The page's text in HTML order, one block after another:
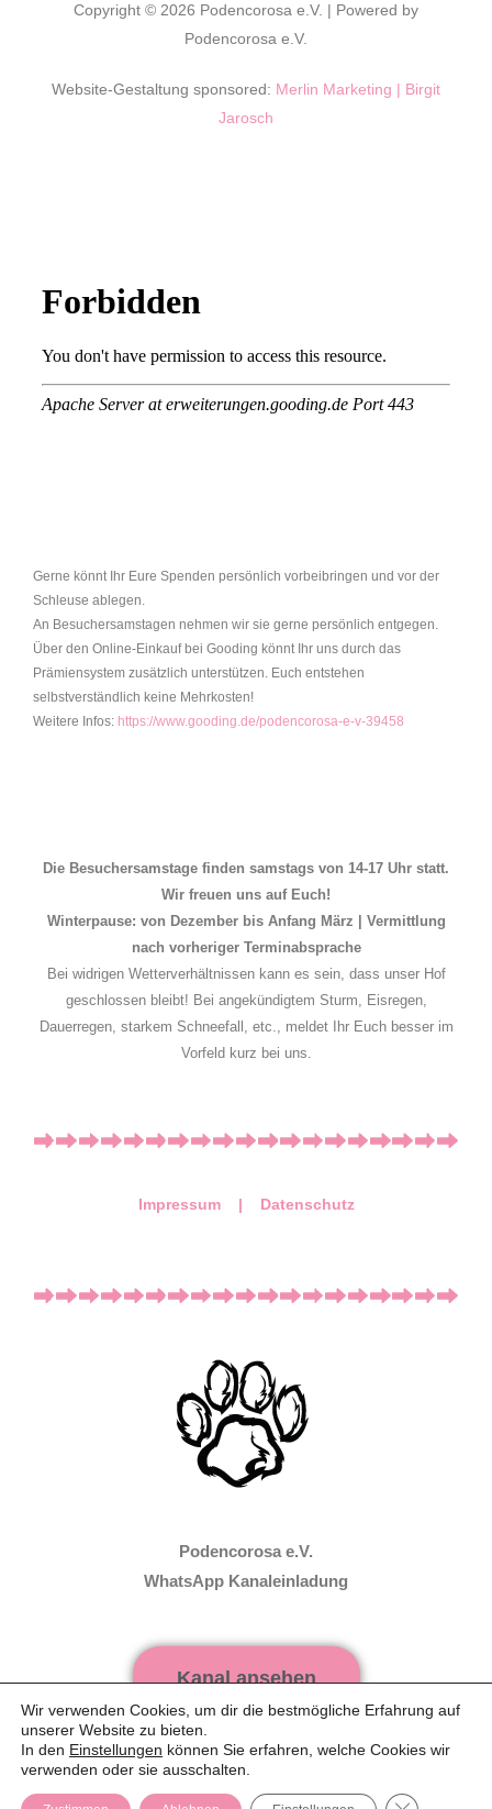
Copyright © 2026 Podencorosa e.V. | Powered by
Podencorosa e.V.
Website-Gestaltung sponsored: Merlin Marketing | Birgit
Jarosch
Gerne könnt Ihr Eure Spenden persönlich vorbeibringen und vor der
Schleuse ablegen.
An Besuchersamstagen nehmen wir sie gerne persönlich entgegen.
Über den Online-Einkauf bei Gooding könnt Ihr uns durch das
Prämiensystem zusätzlich unterstützen. Euch entstehen
selbstverständlich keine Mehrkosten!
Weitere Infos: https://www.gooding.de/podencorosa-e-v-39458
Die Besuchersamstage finden samstags von 14-17 Uhr statt.
Wir freuen uns auf Euch!
Winterpause: von Dezember bis Anfang März | Vermittlung
nach vorheriger Terminabsprache
Bei widrigen Wetterverhältnissen kann es sein, dass unser Hof
geschlossen bleibt! Bei angekündigtem Sturm, Eisregen,
Dauerregen, starkem Schneefall, etc., meldet Ihr Euch besser im
Vorfeld kurz bei uns.
Impressum | Datenschutz
Podencorosa e.V.
WhatsApp Kanaleinladung
Kanal ansehen
WhatsApp Web verwenden
Wir verwenden Cookies, um dir die bestmögliche Erfahrung auf
unserer Website zu bieten.
In den Einstellungen können Sie erfahren, welche Cookies wir
verwenden oder sie ausschalten.